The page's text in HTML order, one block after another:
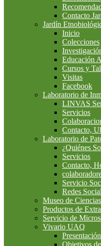
Contacto
Jardín
Inicio
Colecciones
Educación
Cursos y
Visitas
Facebook
Laboratorio de
LINVAS
Servicios
Contacto,
Laboratorio de
¿Quiénes
Servicios
Contacto,
Servicio
Redes
Museo de
Productos de
Servicio de
Vivario UAQ
Presentación
Objetivos